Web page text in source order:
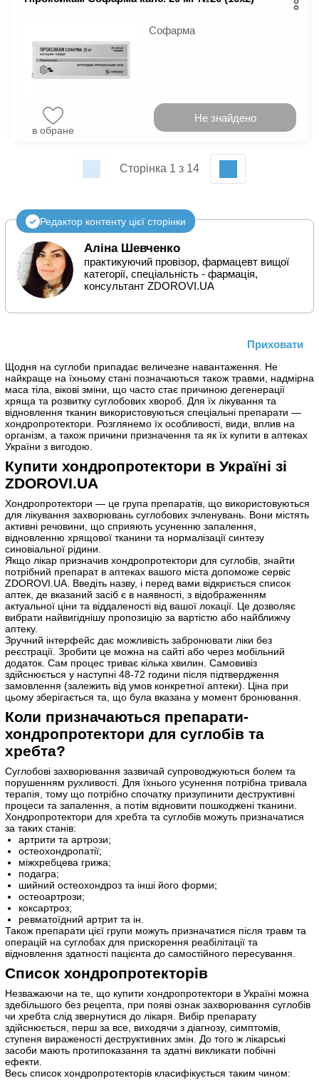
Софарма
в обране
Не знайдено
Сторінка 1 з 14
Редактор контенту цієї сторінки
Аліна Шевченко
практикуючий провізор, фармацевт вищої
категорії, спеціальність - фармація,
консультант ZDOROVI.UA
Щодня на суглоби припадає величезне навантаження. Не
найкраще на їхньому стані позначаються також травми, надмірна
маса тіла, вікові зміни, що часто стає причиною дегенерації
хряща та розвитку суглобових хвороб. Для їх лікування та
відновлення тканин використовуються спеціальні препарати —
хондропротектори. Розглянемо їх особливості, види, вплив на
організм, а також причини призначення та як їх купити в аптеках
України з вигодою.
Купити хондропротектори в Україні зі
ZDOROVI.UA
Хондропротектори — це група препаратів, що використовуються
для лікування захворювань суглобових зчленувань. Вони містять
активні речовини, що сприяють усуненню запалення,
відновленню хрящової тканини та нормалізації синтезу
синовіальної рідини.
Якщо лікар призначив хондропротектори для суглобів, знайти
потрібний препарат в аптеках вашого міста допоможе сервіс
ZDOROVI.UA. Введіть назву, і перед вами відкриється список
аптек, де вказаний засіб є в наявності, з відображенням
актуальної ціни та віддаленості від вашої локації. Це дозволяє
вибрати найвигіднішу пропозицію за вартістю або найближчу
аптеку.
Зручний інтерфейс дає можливість забронювати ліки без
реєстрації. Зробити це можна на сайті або через мобільний
додаток. Сам процес триває кілька хвилин. Самовивіз
здійснюється у наступні 48-72 години після підтвердження
замовлення (залежить від умов конкретної аптеки). Ціна при
цьому зберігається та, що була вказана у момент бронювання.
Коли призначаються препарати-
хондропротектори для суглобів та
хребта?
Суглобові захворювання зазвичай супроводжуються болем та
порушенням рухливості. Для їхнього усунення потрібна тривала
терапія, тому що потрібно спочатку призупинити деструктивні
процеси та запалення, а потім відновити пошкоджені тканини.
Хондропротектори для хребта та суглобів можуть призначатися
за таких станів:
артрити та артрози;
остеохондропатії;
міжхребцева грижа;
подагра;
шийний остеохондроз та інші його форми;
остеоартрози;
коксартроз;
ревматоїдний артрит та ін.
Також препарати цієї групи можуть призначатися після травм та
операцій на суглобах для прискорення реабілітації та
відновлення здатності пацієнта до самостійного пересування.
Список хондропротекторів
Незважаючи на те, що купити хондропротектори в Україні можна
здебільшого без рецепта, при появі ознак захворювання суглобів
чи хребта слід звернутися до лікаря. Вибір препарату
здійснюється, перш за все, виходячи з діагнозу, симптомів,
ступеня вираженості деструктивних змін. До того ж лікарські
засоби мають протипоказання та здатні викликати побічні
ефекти.
Весь список хондропротекторів класифікується таким чином:
Приховати